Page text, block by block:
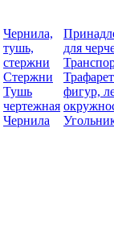
Чернила,
тушь,
стержни
Стержни
Тушь
чертежная
Чернила
для
фигур,